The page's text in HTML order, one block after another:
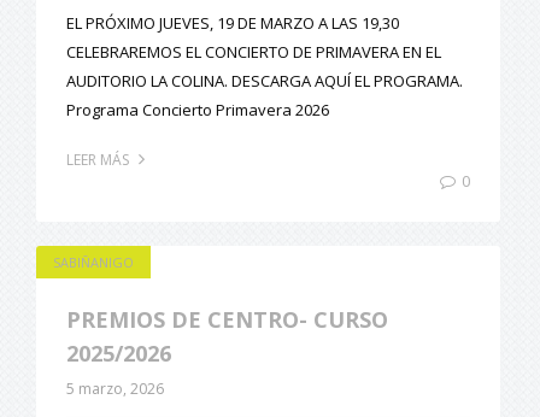
EL PRÓXIMO JUEVES, 19 DE MARZO A LAS 19,30
CELEBRAREMOS EL CONCIERTO DE PRIMAVERA EN EL
AUDITORIO LA COLINA. DESCARGA AQUÍ EL PROGRAMA.
Programa Concierto Primavera 2026
LEER MÁS
0
SABIÑANIGO
PREMIOS DE CENTRO- CURSO
2025/2026
5 marzo, 2026